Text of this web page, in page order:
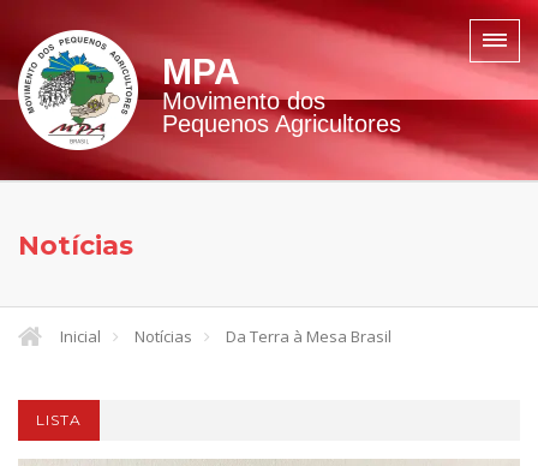
MPA
Movimento dos
Pequenos Agricultores
Notícias
Inicial Notícias Da Terra à Mesa Brasil
LISTA